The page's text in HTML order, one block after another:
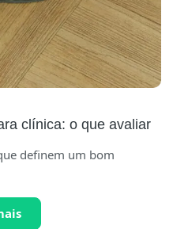
clínica: o que avaliar
definem um bom